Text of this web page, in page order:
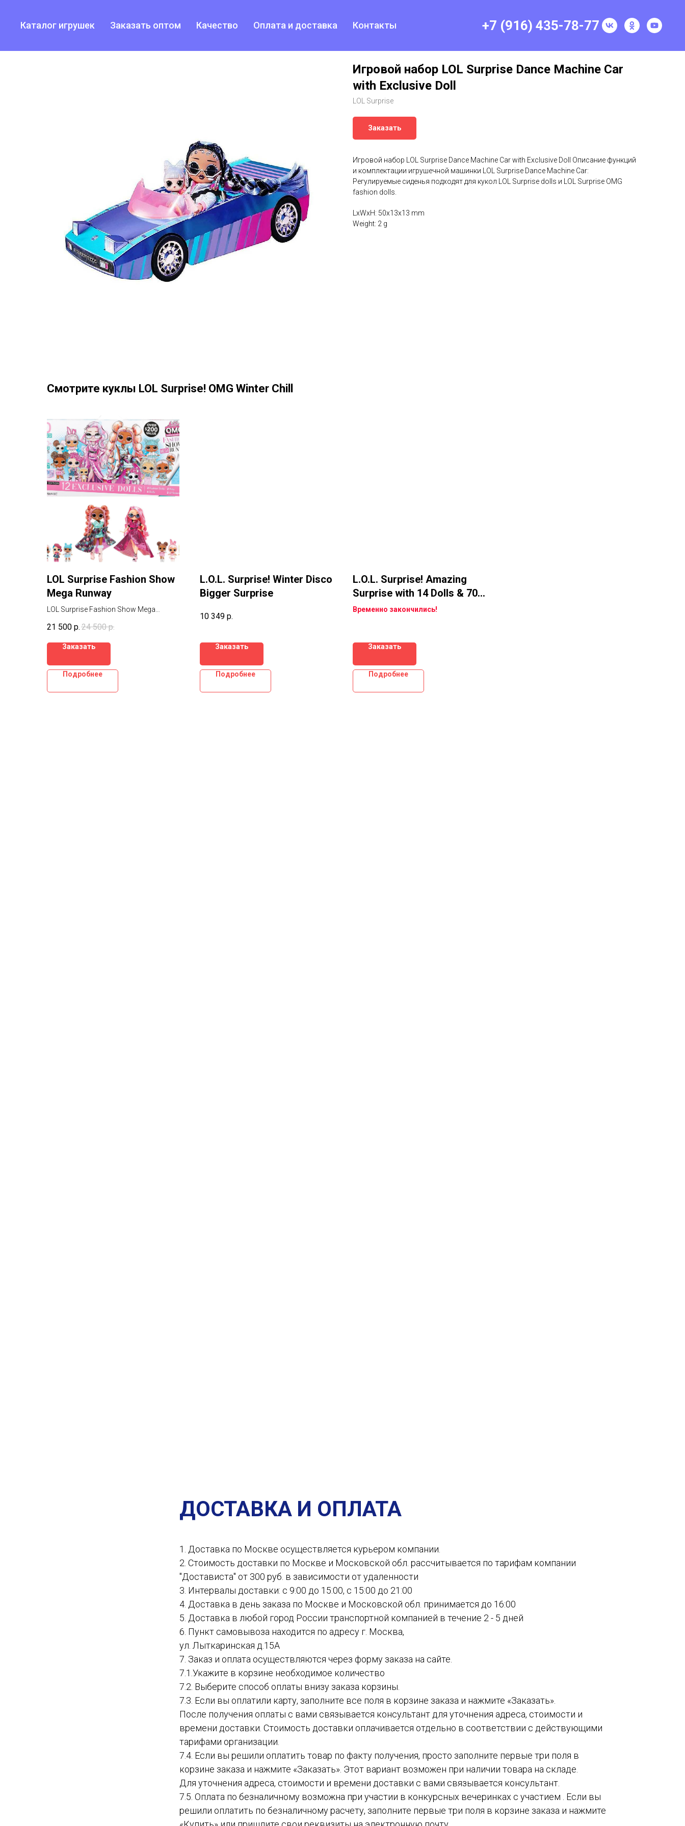
Каталог игрушек Заказать оптом Качество Оплата и доставка Контакты +7 (916) 435-78-77
Игровой набор LOL Surprise Dance Machine Car
with Exclusive Doll
LOL Surprise
Заказать
Игровой набор LOL Surprise Dance Machine Car with Exclusive Doll Описание функций
и комплектации игрушечной машинки LOL Surprise Dance Machine Car:
Регулируемые сиденья подходят для кукол LOL Surprise dolls и LOL Surprise OMG
fashion dolls.
LxWxH: 50x13x13 mm
Weight: 2 g
Смотрите куклы LOL Surprise! OMG Winter Chill
LOL Surprise Fashion Show
Mega Runway
LOL Surprise Fashion Show Mega
21 500 р. 24 500 р.
Заказать
Подробнее
L.O.L. Surprise! Winter Disco
Bigger Surprise
10 349 р.
Заказать
Подробнее
L.O.L. Surprise! Amazing
Surprise with 14 Dolls & 70+
Surprises
Временно закончились!
Заказать
Подробнее
ДОСТАВКА И ОПЛАТА
1. Доставка по Москве осуществляется курьером компании.
2. Стоимость доставки по Москве и Московской обл. рассчитывается по тарифам компании
"Достависта" от 300 руб. в зависимости от удаленности
3. Интервалы доставки: с 9:00 до 15:00, с 15:00 до 21:00
4. Доставка в день заказа по Москве и Московской обл. принимается до 16:00
5. Доставка в любой город России транспортной компанией в течение 2 - 5 дней
6. Пункт самовывоза находится по адресу г. Москва,
ул. Лыткаринская д.15А
7. Заказ и оплата осуществляются через форму заказа на сайте.
7.1.Укажите в корзине необходимое количество
7.2. Выберите способ оплаты внизу заказа корзины.
7.3. Если вы оплатили карту, заполните все поля в корзине заказа и нажмите «Заказать».
После получения оплаты с вами связывается консультант для уточнения адреса, стоимости и
времени доставки. Стоимость доставки оплачивается отдельно в соответствии с действующими
тарифами организации.
7.4. Если вы решили оплатить товар по факту получения, просто заполните первые три поля в
корзине заказа и нажмите «Заказать». Этот вариант возможен при наличии товара на складе.
Для уточнения адреса, стоимости и времени доставки с вами связывается консультант.
7.5. Оплата по безналичному возможна при участии в конкурсных вечеринках с участием . Если вы
решили оплатить по безналичному расчету, заполните первые три поля в корзине заказа и нажмите